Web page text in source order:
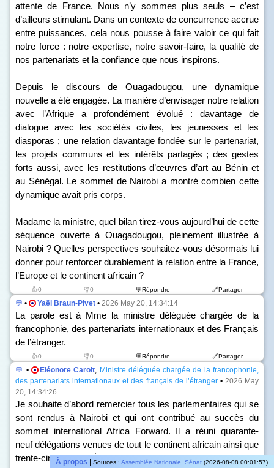
attente de France. Nous n’y sommes plus seuls – c’est
d’ailleurs stimulant. Dans un contexte de concurrence accrue
entre puissances, cela nous pousse à faire valoir ce qui fait
notre force : notre expertise, notre savoir-faire, la qualité de
nos partenariats et la confiance que nous inspirons.
Depuis le discours de Ouagadougou, une dynamique
nouvelle a été engagée. La manière d’envisager notre relation
avec l’Afrique a profondément évolué : davantage de
dialogue avec les sociétés civiles, les jeunesses et les
diasporas ; une relation davantage fondée sur le partenariat,
les projets communs et les intérêts partagés ; des gestes
forts aussi, avec les restitutions d’œuvres d’art au Bénin et
au Sénégal. Le sommet de Nairobi a montré combien cette
dynamique avait pris corps.
Madame la ministre, quel bilan tirez-vous aujourd’hui de cette
séquence ouverte à Ouagadougou, pleinement illustrée à
Nairobi ? Quelles perspectives souhaitez-vous désormais lui
donner pour renforcer durablement la relation entre la France,
l’Europe et le continent africain ?
👍0 👎0 💬Répondre 🔗Partager
💬 • Yaël Braun-Pivet • 2026 May 20, 14:34:14
La parole est à Mme la ministre déléguée chargée de la
francophonie, des partenariats internationaux et des Français
de l’étranger.
👍0 👎0 💬Répondre 🔗Partager
💬 • Eléonore Caroit, Ministre déléguée chargée de la francophonie,
des partenariats internationaux et des français de l’étranger• 2026 May
20, 14:34:26
Je souhaite d’abord remercier tous les parlementaires qui se
sont rendus à Nairobi et qui ont contribué au succès du
sommet international Africa Forward. Il a réuni quarante-
neuf délégations venues de tout le continent africain ainsi que
trente-cinq chefs d’État et de gouvernement. Surtout, il a été
À propos Sources : Assemblée Nationale Sénat (2026-08-08 00:01:57)